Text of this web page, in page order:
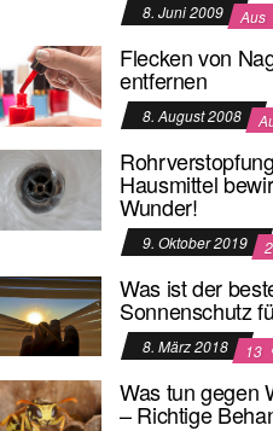
8. Juni 2009 Aus
Flecken von
entfernen
8. August 2008
Hausmittel
Wunder!
9. Oktober 2019
Was ist der
Sonnenschutz
8. März 2018 13
Was tun gegen
– Richtige